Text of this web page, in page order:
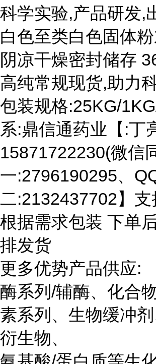
科学实验,产品研发,
白色至类白色固体
阴凉干燥密封储存
高纯常规现货,助力
包装规格:25KG/
系:鼎信通药业【:丁
15871722230(微信
一:2796190295、
二:2132437702】
根据需求包装 下单
排发货
更多优势产品供应:
酶系列/辅酶、化合
素系列、生物缓冲
衍生物、